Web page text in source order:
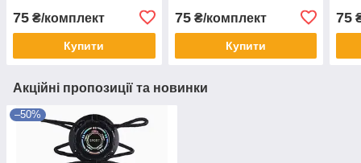
застібкою. Колір жовтий
75 ₴/комплект
Купити
застібкою. Колір білий
75₴/комплект
Купити
75
Акційні пропозиції та новинки
–50%